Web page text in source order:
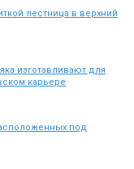
лестница в верхний
изготавливают для
карьере
под